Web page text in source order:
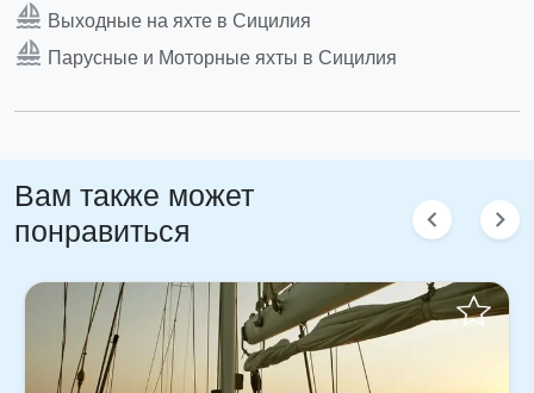
sailing Выходные на яхте в Сицилия
sailing Парусные и Моторные яхты в Сицилия
Вам также может
понравиться
chevron_left chevron_right